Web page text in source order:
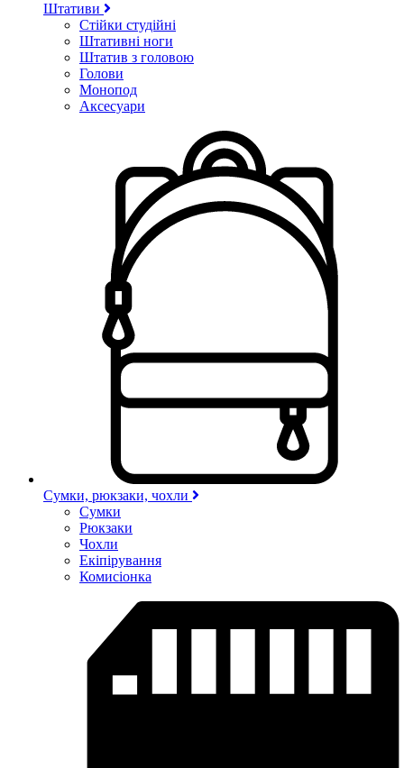
Штативи
Стійки студійні
Штативні ноги
Штатив з головою
Голови
Монопод
Аксесуари
Сумки, рюкзаки, чохли
Сумки
Рюкзаки
Чохли
Екіпірування
Комисіонка